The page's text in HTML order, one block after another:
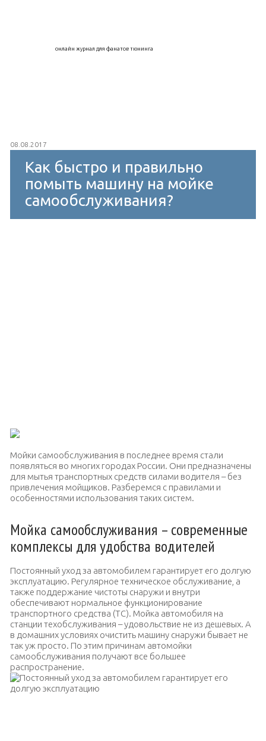
онлайн журнал для фанатов тюнинга
08.08.2017
Как быстро и правильно
помыть машину на мойке
самообслуживания?
Мойки самообслуживания в последнее время стали
появляться во многих городах России. Они предназначены
для мытья транспортных средств силами водителя – без
привлечения мойщиков. Разберемся с правилами и
особенностями использования таких систем.
Мойка самообслуживания – современные
комплексы для удобства водителей
Постоянный уход за автомобилем гарантирует его долгую
эксплуатацию. Регулярное техническое обслуживание, а
также поддержание чистоты снаружи и внутри
обеспечивают нормальное функционирование
транспортного средства (ТС). Мойка автомобиля на
станции техобслуживания – удовольствие не из дешевых. А
в домашних условиях очистить машину снаружи бывает не
так уж просто. По этим причинам автомойки
самообслуживания получают все большее
распространение.